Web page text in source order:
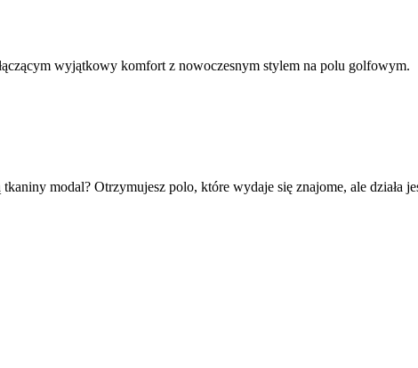
wyjątkowy komfort z nowoczesnym stylem na polu golfowym.
modal? Otrzymujesz polo, które wydaje się znajome, ale działa